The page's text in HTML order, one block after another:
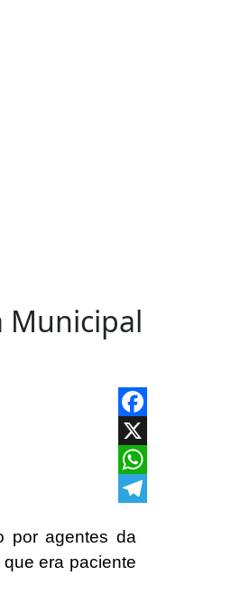
Municipal
Facebook
X
WhatsApp
por agentes da
era paciente